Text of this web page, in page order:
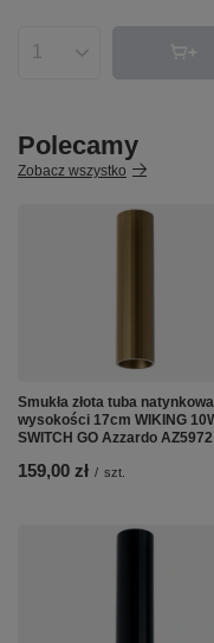
Ilość produktów
Polecamy
Zobacz wszystko
Smukła złota tuba
wysokości 17cm WIKING
SWITCH GO Azzardo AZ5972
159,00 zł / szt.